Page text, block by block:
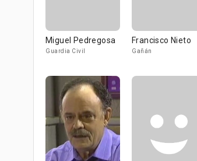
Miguel Pedregosa
Guardia Civil
Francisco Nieto
Gañán